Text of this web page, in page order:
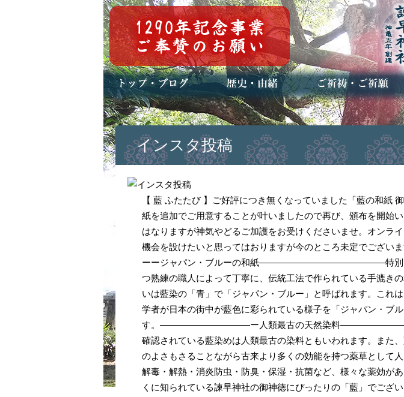
トップページ
ブログ(日々八百万)
お知らせ一覧 歴史・ご祭神
年中行事
メディア掲載 ご祈祷・ご祈願とは
安産祈願
初宮参り
七五三詣
長寿のお祝い
神前結婚式
厄祓い・方位除け
車のお祓い
地鎮祭
神葬祭（神式の葬儀）
インスタ投稿
【 藍 ふたたび 】ご好評につき無くなっていました「藍の和紙
紙を追加でご用意することが叶いましたので再び、頒布を開始
はなりますが神気やどるご加護をお受けくださいませ。オンラ
機会を設けたいと思ってはおりますが今のところ未定で
ーージャパン・ブルーの和紙――――――――――――――特別に
つ熟練の職人によって丁寧に、伝統工法で作られている手漉き
いは藍染の「青」で「ジャパン・ブルー」と呼ばれます。これ
学者が日本の街中が藍色に彩られている様子を「ジャパン・ブ
す。――――――――――ー人類最古の天然染料
確認されている藍染めは人類最古の染料ともいわれます。また
のよさもさることながら古来より多くの効能を持つ薬草として
解毒・解熱・消炎防虫・防臭・保湿・抗菌など、様々な薬効が
くに知られている諫早神社の御神徳にぴったりの「藍」でござ